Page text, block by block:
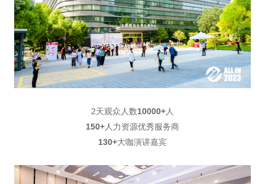
2天观众人数10000+人
150+人力资源优秀服务商
130+大咖演讲嘉宾